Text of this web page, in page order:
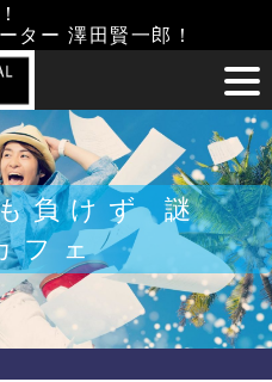
ター 澤田賢一郎！
負けず 謎
フェ